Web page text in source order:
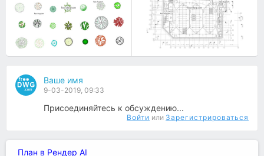
Ваше имя
9-03-2019, 09:33
Присоединяйтесь к обсуждению...
Войти или Зарегистрироваться
План в Рендер AI